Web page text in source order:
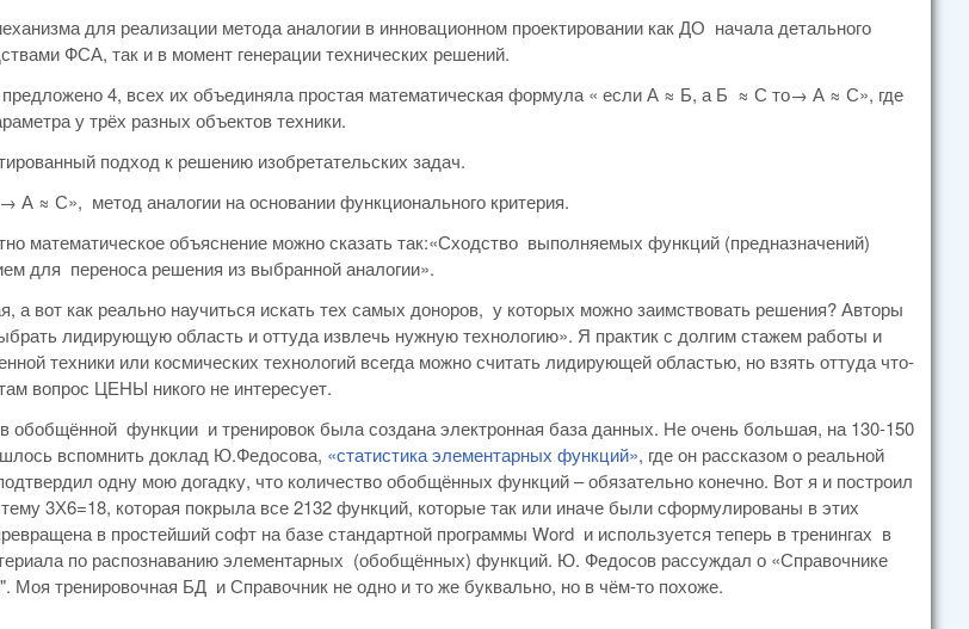
для реализации метода аналогии в инновационном проектировании как ДО начала детального
ФСА, так и в момент генерации технических решений.
4, всех их объединяла простая математическая формула « если А ≈ Б, а Б ≈ С то→ А ≈ С», где
у трёх разных объектов техники.
подход к решению изобретательских задач.
≈ С», метод аналогии на основании функционального критерия.
математическое объяснение можно сказать так:«Сходство выполняемых функций (предназначений)
для переноса решения из выбранной аналогии».
а вот как реально научиться искать тех самых доноров, у которых можно заимствовать решения? Авторы
лидирующую область и оттуда извлечь нужную технологию». Я практик с долгим стажем работы и
техники или космических технологий всегда можно считать лидирующей областью, но взять оттуда что-
вопрос ЦЕНЫ никого не интересует.
обобщённой функции и тренировок была создана электронная база данных. Не очень большая, на 130-150
вспомнить доклад Ю.Федосова, «статистика элементарных функций», где он рассказом о реальной
одну мою догадку, что количество обобщённых функций – обязательно конечно. Вот я и построил
3Х6=18, которая покрыла все 2132 функций, которые так или иначе были сформулированы в этих
в простейший софт на базе стандартной программы Word и используется теперь в тренингах в
по распознаванию элементарных (обобщённых) функций. Ю. Федосов рассуждал о «Справочнике
Моя тренировочная БД и Справочник не одно и то же буквально, но в чём-то похоже.